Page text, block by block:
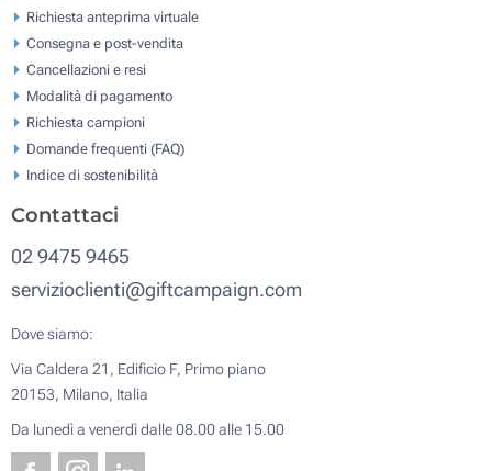
Richiesta anteprima virtuale
Consegna e post-vendita
Cancellazioni e resi
Modalità di pagamento
Richiesta campioni
Domande frequenti (FAQ)
Indice di sostenibilità
Contattaci
02 9475 9465
servizioclienti@giftcampaign.com
Dove siamo:
Via Caldera 21, Edificio F, Primo piano
20153, Milano, Italia
Da lunedì a venerdì dalle 08.00 alle 15.00